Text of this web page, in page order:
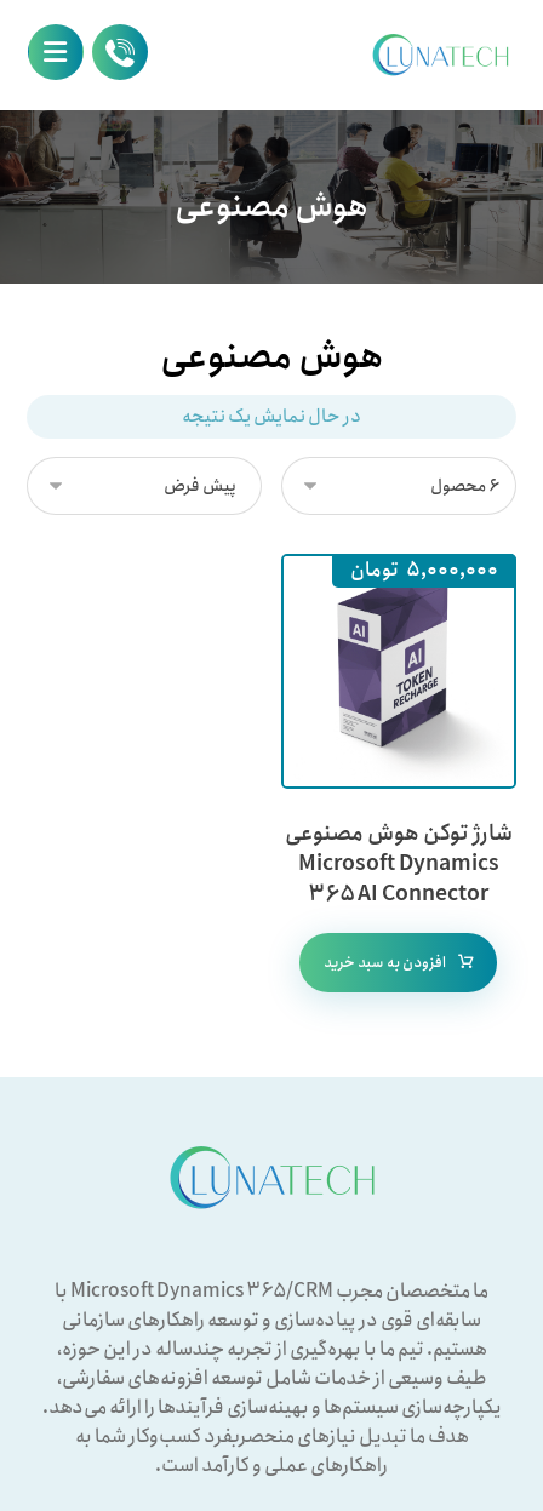
هوش مصنوعی
هوش مصنوعی
در حال نمایش یک نتیجه
شارژ توکن هوش مصنوعی
Microsoft Dynamics
۳۶۵ AI Connector
۵,۰۰۰,۰۰۰ تومان
افزودن به سبد خرید
ما متخصصان مجرب Microsoft Dynamics ۳۶۵/CRM با
سابقه‌ای قوی در پیاده‌سازی و توسعه راهکارهای سازمانی
هستیم. تیم ما با بهره‌گیری از تجربه چندساله در این حوزه،
طیف وسیعی از خدمات شامل توسعه افزونه‌های سفارشی،
یکپارچه‌سازی سیستم‌ها و بهینه‌سازی فرآیندها را ارائه می‌دهد.
هدف ما تبدیل نیازهای منحصربفرد کسب‌وکار شما به
راهکارهای عملی و کارآمد است.